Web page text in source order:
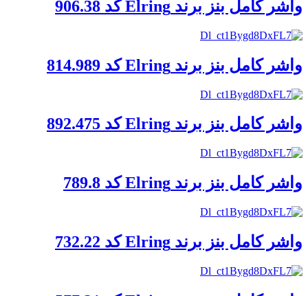
واشر کامل بنز برند Elring کد 906.38
واشر کامل بنز برند Elring کد 814.989
واشر کامل بنز برند Elring کد 892.475
واشر کامل بنز برند Elring کد 789.8
واشر کامل بنز برند Elring کد 732.22